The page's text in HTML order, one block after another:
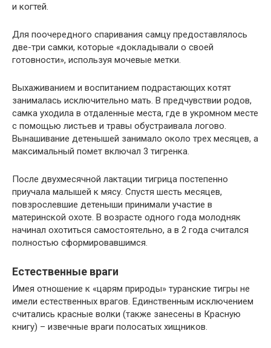
и когтей.
Для поочередного спаривания самцу предоставлялось
две-три самки, которые «докладывали о своей
готовности», используя мочевые метки.
Выхаживанием и воспитанием подрастающих котят
занималась исключительно мать. В предчувствии родов,
самка уходила в отдаленные места, где в укромном месте
с помощью листьев и травы обустраивала логово.
Вынашивание детенышей занимало около трех месяцев, а
максимальный помет включал 3 тигренка.
После двухмесячной лактации тигрица постепенно
приучала малышей к мясу. Спустя шесть месяцев,
повзрослевшие детеныши принимали участие в
материнской охоте. В возрасте одного года молодняк
начинал охотиться самостоятельно, а в 2 года считался
полностью сформировавшимся.
Естественные враги
Имея отношение к «царям природы» туранские тигры не
имели естественных врагов. Единственным исключением
считались красные волки (также занесены в Красную
книгу) – извечные враги полосатых хищников.